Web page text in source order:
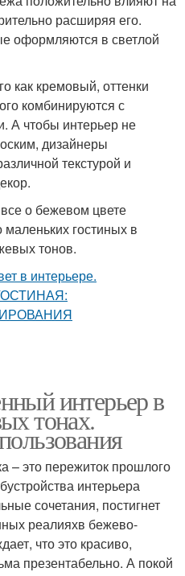
расширяя его.
оформляются в светлой
как кремовый, оттенки
комбинируются с
А чтобы интерьер не
дизайнеры
текстурой и
о бежевом цвете
гостиных в
тонов.
интерьер в
тонах.
– это пережиток прошлого
интерьера
сочетания, постигнет
реалияхв бежево-
что это красиво,
презентабельно. А покой